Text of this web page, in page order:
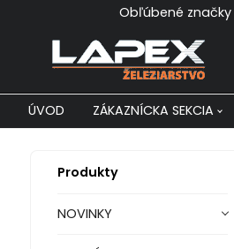
Obľúbené značky
ÚVOD ZÁKAZNÍCKA SEKCIA
Produkty
NOVINKY